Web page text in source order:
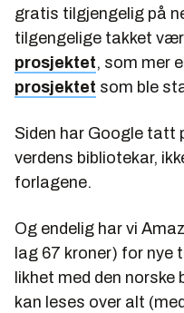
gratis tilgjengelig på
tilgengelige takket
prosjektet, som mer
prosjektet som ble
Siden har Google tatt
verdens bibliotekar,
forlagene.
Og endelig har vi
lag 67 kroner) for
likhet med den
kan leses over alt